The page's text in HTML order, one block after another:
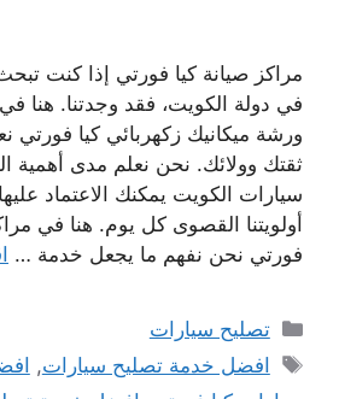
مراكز صيانة كيا فورتي إذا كنت
في دولة الكويت، فقد وجدتنا. هنا
ورشة ميكانيك زكهربائي كيا
ثقتك وولائك. نحن نعلم مدى أهمية
سيارات الكويت يمكنك الاعتماد
أولويتنا القصوى كل يوم. هنا في
فورتي نحن نفهم ما يجعل خدمة …
التصنيفات
تصليح سيارات
الوسوم
افضل خدمة تصليح سيارات,